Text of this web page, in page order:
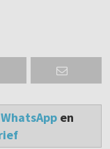
WhatsAppen